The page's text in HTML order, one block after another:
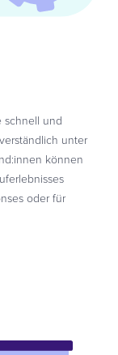
schnell und
unter
können
oder für